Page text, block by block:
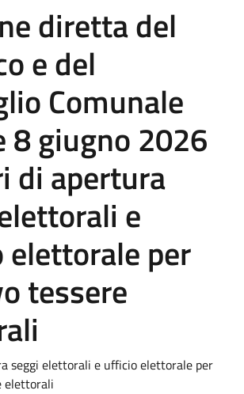
diretta del
e del
Comunale
8 giugno 2026
di apertura
e
per
tessere
seggi elettorali e ufficio elettorale per
elettorali